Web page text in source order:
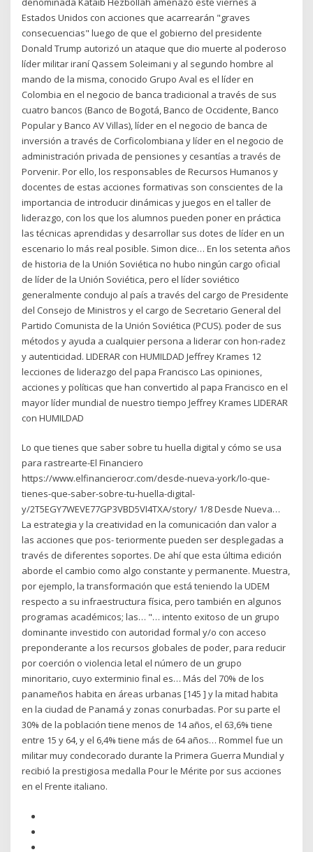
Estados Unidos con acciones que acarrearán "graves
consecuencias" luego de que el gobierno del presidente
Donald Trump autorizó un ataque que dio muerte al poderoso
líder militar iraní Qassem Soleimani y al segundo hombre al
mando de la misma, conocido Grupo Aval es el líder en
Colombia en el negocio de banca tradicional a través de sus
cuatro bancos (Banco de Bogotá, Banco de Occidente, Banco
Popular y Banco AV Villas), líder en el negocio de banca de
inversión a través de Corficolombiana y líder en el negocio de
administración privada de pensiones y cesantías a través de
Porvenir. Por ello, los responsables de Recursos Humanos y
docentes de estas acciones formativas son conscientes de la
importancia de introducir dinámicas y juegos en el taller de
liderazgo, con los que los alumnos pueden poner en práctica
las técnicas aprendidas y desarrollar sus dotes de líder en un
escenario lo más real posible. Simon dice… En los setenta años
de historia de la Unión Soviética no hubo ningún cargo oficial
de líder de la Unión Soviética, pero el líder soviético
generalmente condujo al país a través del cargo de Presidente
del Consejo de Ministros y el cargo de Secretario General del
Partido Comunista de la Unión Soviética (PCUS). poder de sus
métodos y ayuda a cualquier persona a liderar con hon-radez
y autenticidad. LIDERAR con HUMILDAD Jeffrey Krames 12
lecciones de liderazgo del papa Francisco Las opiniones,
acciones y políticas que han convertido al papa Francisco en el
mayor líder mundial de nuestro tiempo Jeffrey Krames LIDERAR
con HUMILDAD
Lo que tienes que saber sobre tu huella digital y cómo se usa
para rastrearte-El Financiero
https://www.elfinancierocr.com/desde-nueva-york/lo-que-
tienes-que-saber-sobre-tu-huella-digital-
y/2T5EGY7WEVE77GP3VBD5VI4TXA/story/ 1/8 Desde Nueva…
La estrategia y la creatividad en la comunicación dan valor a
las acciones que pos- teriormente pueden ser desplegadas a
través de diferentes soportes. De ahí que esta última edición
aborde el cambio como algo constante y permanente. Muestra,
por ejemplo, la transformación que está teniendo la UDEM
respecto a su infraestructura física, pero también en algunos
programas académicos; las… "… intento exitoso de un grupo
dominante investido con autoridad formal y/o con acceso
preponderante a los recursos globales de poder, para reducir
por coerción o violencia letal el número de un grupo
minoritario, cuyo exterminio final es… Más del 70% de los
panameños habita en áreas urbanas [145 ] y la mitad habita
en la ciudad de Panamá y zonas conurbadas. Por su parte el
30% de la población tiene menos de 14 años, el 63,6% tiene
entre 15 y 64, y el 6,4% tiene más de 64 años… Rommel fue un
militar muy condecorado durante la Primera Guerra Mundial y
recibió la prestigiosa medalla Pour le Mérite por sus acciones
en el Frente italiano.